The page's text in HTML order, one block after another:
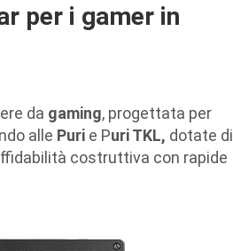
per i gamer in
da gaming, progettata per
alle Puri e Puri TKL, dotate di
costruttiva con rapide